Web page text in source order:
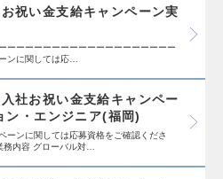
祝い金支給キャンペーン実
ーーーーーーーーーーーーーーーーーーー
ンに関しては応…
社お祝い金支給キャンペー
ン・エンジニア(福岡)
ンに関しては応募資格をご確認くださ
内容 グローバル対…